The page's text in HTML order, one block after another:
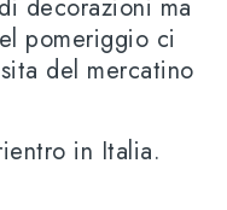
decorazioni ma
pomeriggio ci
del mercatino
in Italia.